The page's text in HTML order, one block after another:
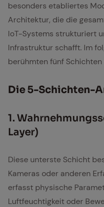
besonders etabliertes
Architektur, die die
IoT-Systems strukturiert
Infrastruktur schafft. Im
berühmten fünf Schichten
Die 5-Schich­ten-
1.
Lay­er)
Diese unterste Schicht
Kameras oder anderen
erfasst physische
Luftfeuchtigkeit oder